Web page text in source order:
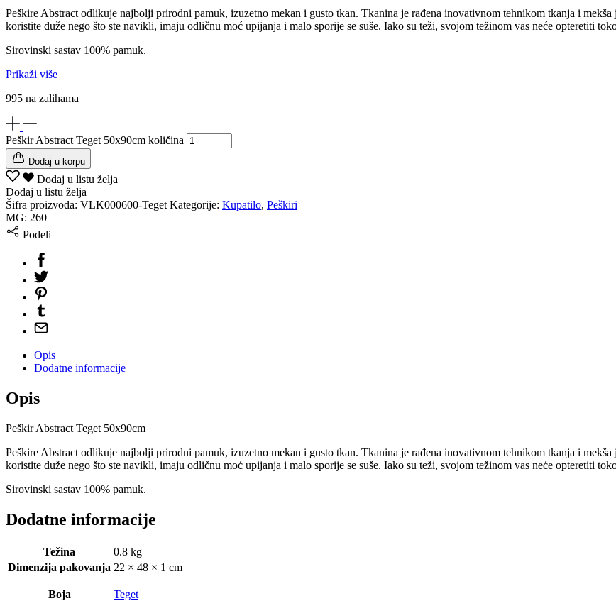
Peškire Abstract odlikuje najbolji prirodni pamuk, izuzetno mekan i gusto tkan. Tkanina je rađena inovativnom tehnikom tkanja i
koristite duže nego što ste navikli, imaju odličnu moć upijanja i malo sporije se suše. Iako su teži, svojom težinom vas neće opteretiti
Sirovinski sastav 100% pamuk.
Prikaži više
995 na zalihama
Peškir Abstract Teget 50x90cm količina
Dodaj u korpu
Dodaj u listu želja
Dodaj u listu želja
Šifra proizvoda: VLK000600-Teget Kategorije: Kupatilo, Peškiri
MG: 260
Podeli
Opis
Dodatne informacije
Opis
Peškir Abstract Teget 50x90cm
Peškire Abstract odlikuje najbolji prirodni pamuk, izuzetno mekan i gusto tkan. Tkanina je rađena inovativnom tehnikom tkanja i
koristite duže nego što ste navikli, imaju odličnu moć upijanja i malo sporije se suše. Iako su teži, svojom težinom vas neće opteretiti
Sirovinski sastav 100% pamuk.
Dodatne informacije
Težina
0.8 kg
Dimenzija pakovanja 22 × 48 × 1 cm
Boja Teget